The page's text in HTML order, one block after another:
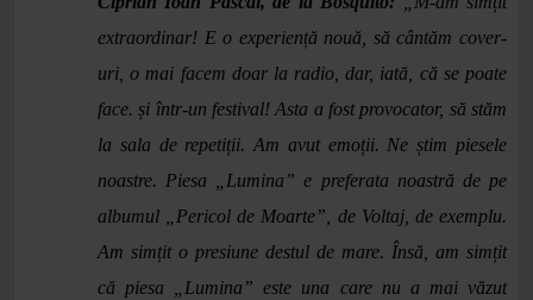
extraordinar! E o experiență nouă, să cântăm cover-
uri, o mai facem doar la radio, dar, iată, că se poate
face. și într-un festival! Asta a fost provocator, să stăm
la sala de repetiții. Am avut emoții. Ne știm piesele
noastre. Piesa „Lumina” e preferata noastră de pe
albumul „Pericol de Moarte”, de Voltaj, de exemplu.
Am simțit o presiune destul de mare. Însă, am simțit
că piesa „Lumina” este una care nu a mai văzut